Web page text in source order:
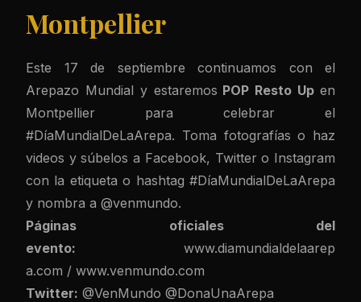
Montpellier
Este 17 de septiembre continuamos con el
Arepazo Mundial y estaremos POP Resto Upen
Montpellier para celebrar el
#DíaMundialDeLaArepa. Toma fotografías o haz
videos y súbelos a Facebook, Twitter o Instagram
con la etiqueta o hashtag #DíaMundialDeLaArepa
y nombra a @venmundo.
Páginas oficiales del
evento:
www.diamundialdelaarep
a.com / www.venmundo.com
Twitter: @VenMundo @DonaUnaArepa